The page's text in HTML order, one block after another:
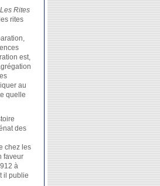
Les Rites
rites
est,
au
quelle
des
chez les
faveur
à
il publie